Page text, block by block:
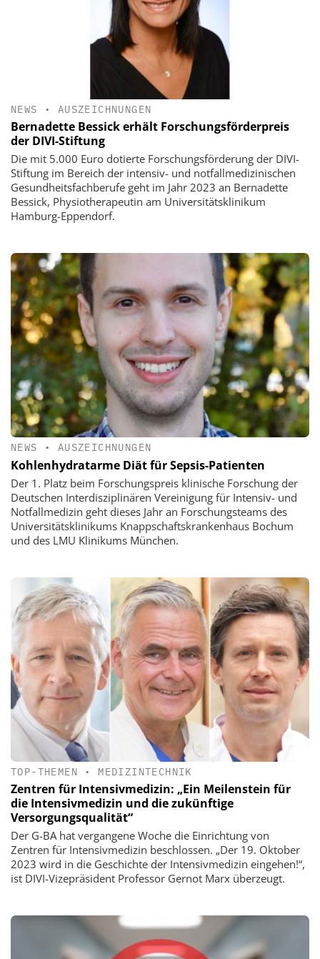
NEWS • AUSZEICHNUNGEN
Bernadette Bessick erhält Forschungsförderpreis
der DIVI-Stiftung
Die mit 5.000 Euro dotierte Forschungsförderung der DIVI-
Stiftung im Bereich der intensiv- und notfallmedizinischen
Gesundheitsfachberufe geht im Jahr 2023 an Bernadette
Bessick, Physiotherapeutin am Universitätsklinikum
Hamburg-Eppendorf.
NEWS • AUSZEICHNUNGEN
Kohlenhydratarme Diät für Sepsis-Patienten
Der 1. Platz beim Forschungspreis klinische Forschung der
Deutschen Interdisziplinären Vereinigung für Intensiv- und
Notfallmedizin geht dieses Jahr an Forschungsteams des
Universitätsklinikums Knappschaftskrankenhaus Bochum
und des LMU Klinikums München.
TOP-THEMEN • MEDIZINTECHNIK
Zentren für Intensivmedizin: „Ein Meilenstein für
die Intensivmedizin und die zukünftige
Versorgungsqualität“
Der G-BA hat vergangene Woche die Einrichtung von
Zentren für Intensivmedizin beschlossen. „Der 19. Oktober
2023 wird in die Geschichte der Intensivmedizin eingehen!“,
ist DIVI-Vizepräsident Professor Gernot Marx überzeugt.